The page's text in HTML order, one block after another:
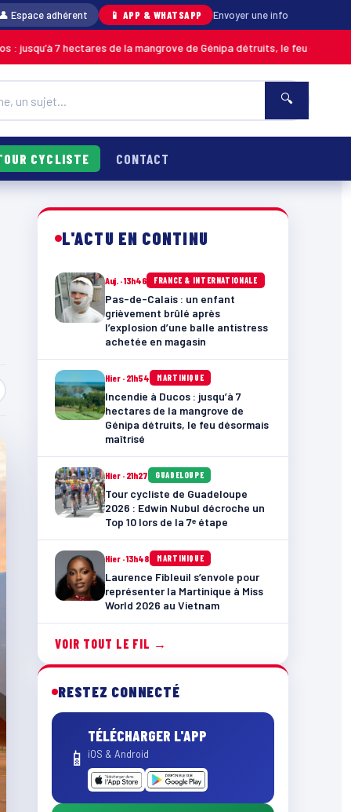
👤 Espace adhérent 📱 APP & WHATSAPP Envoyer une info
de la mangrove de Génipa détruits, le feu désormais maîtrisé
🔍
CYCLISTE CONTACT
L'ACTU EN CONTINU
Auj. · 13h46 FRANCE & INTERNATIONALE
Pas-de-Calais : un enfant
grièvement brûlé après
l’explosion d’une balle antistress
achetée en magasin
Hier · 21h54 MARTINIQUE
Incendie à Ducos : jusqu’à 7
hectares de la mangrove de
Génipa détruits, le feu désormais
maîtrisé
Hier · 21h27 GUADELOUPE
Tour cycliste de Guadeloupe
2026 : Edwin Nubul décroche un
Top 10 lors de la 7ᵉ étape
Hier · 13h48 MARTINIQUE
Laurence Fibleuil s’envole pour
représenter la Martinique à Miss
World 2026 au Vietnam
VOIR TOUT LE FIL →
RESTEZ CONNECTÉ
📱
TÉLÉCHARGER L'APP
iOS & Android